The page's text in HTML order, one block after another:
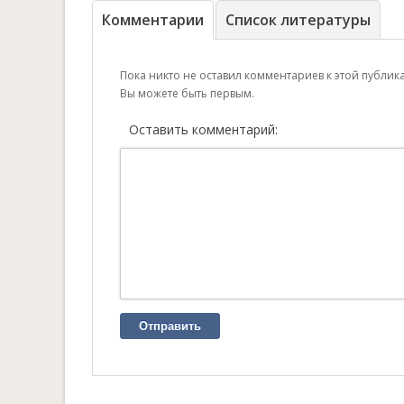
Комментарии Список литературы
Пока никто не оставил комментариев к этой
Вы можете быть первым.
Оставить комментарий:
Отправить